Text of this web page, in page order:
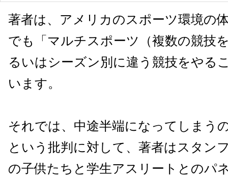
著者は、アメリカのスポーツ環境の
でも「マルチスポーツ（複数の競技
るいはシーズン別に違う競技をやる
います。
それでは、中途半端になってしまう
という批判に対して、著者はスタン
の子供たちと学生アスリートとのパ